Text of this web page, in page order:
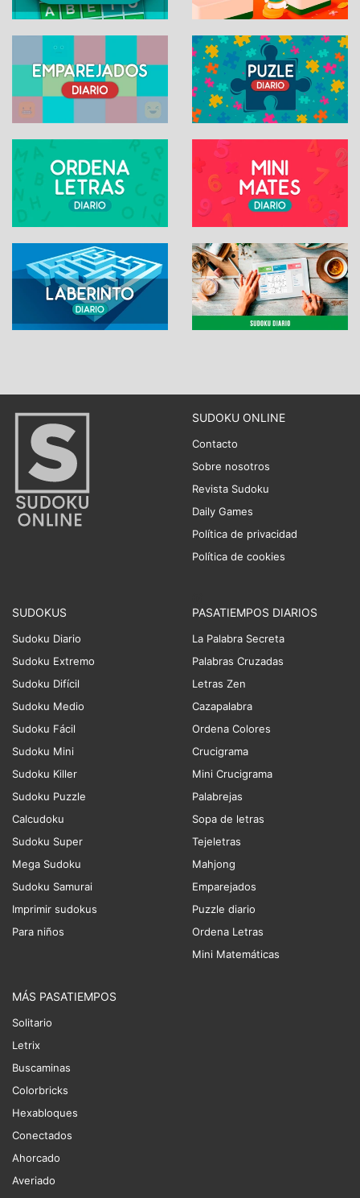
SUDOKU ONLINE
Contacto
Sobre nosotros
Revista Sudoku
Daily Games
Política de privacidad
Política de cookies
SUDOKUS
Sudoku Diario
Sudoku Extremo
Sudoku Difícil
Sudoku Medio
Sudoku Fácil
Sudoku Mini
Sudoku Killer
Sudoku Puzzle
Calcudoku
Sudoku Super
Mega Sudoku
Sudoku Samurai
Imprimir sudokus
Para niños
PASATIEMPOS DIARIOS
La Palabra Secreta
Palabras Cruzadas
Letras Zen
Cazapalabra
Ordena Colores
Crucigrama
Mini Crucigrama
Palabrejas
Sopa de letras
Tejeletras
Mahjong
Emparejados
Puzzle diario
Ordena Letras
Mini Matemáticas
MÁS PASATIEMPOS
Solitario
Letrix
Buscaminas
Colorbricks
Hexabloques
Conectados
Ahorcado
Averiado